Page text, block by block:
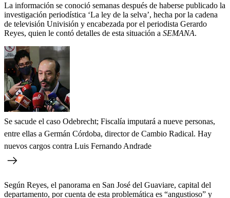
La información se conoció semanas después de haberse publicado la
investigación periodística ‘La ley de la selva’, hecha por la cadena
de televisión Univisión y encabezada por el periodista Gerardo
Reyes, quien le contó detalles de esta situación a SEMANA.
Se sacude el caso Odebrecht; Fiscalía imputará a nueve personas,
entre ellas a Germán Córdoba, director de Cambio Radical. Hay
nuevos cargos contra Luis Fernando Andrade
Según Reyes, el panorama en San José del Guaviare, capital del
departamento, por cuenta de esta problemática es “angustioso” y